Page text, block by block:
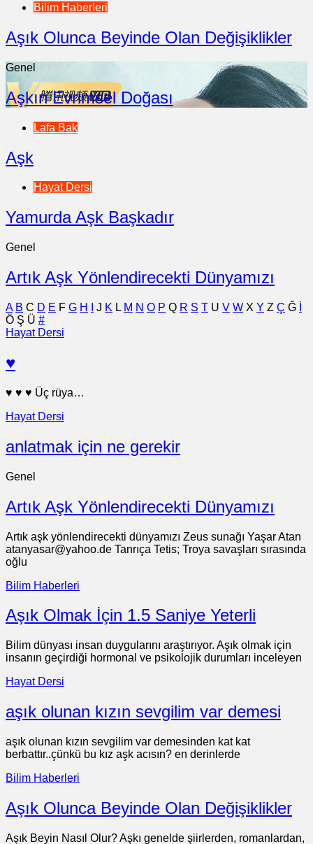
Bilim Haberleri
Aşık Olunca Beyinde Olan Değişiklikler
Genel
Aşkın Evrimsel Doğası
Lafa Bak
Aşk
Hayat Dersi
Yamurda Aşk Başkadır
Genel
Artık Aşk Yönlendirecekti Dünyamızı
A B C D E F G H J K L M N O P Q R S T U V W X Y Z Ç Ğ
Ö Ş Ü #
Hayat Dersi
♥
♥ ♥ ♥ Üç rüya…
Hayat Dersi
anlatmak için ne gerekir
Genel
Artık Aşk Yönlendirecekti Dünyamızı
Artık aşk yönlendirecekti dünyamızı Zeus sunağı Yaşar Atan
atanyasar@yahoo.de Tanrıça Tetis; Troya savaşları sırasında
oğlu
Bilim Haberleri
Aşık Olmak İçin 1.5 Saniye Yeterli
Bilim dünyası insan duygularını araştırıyor. Aşık olmak için
insanın geçirdiği hormonal ve psikolojik durumları inceleyen
Hayat Dersi
aşık olunan kızın sevgilim var demesi
aşık olunan kızın sevgilim var demesinden kat kat
berbattır..çünkü bu kız aşk acısın? en derinlerde
Bilim Haberleri
Aşık Olunca Beyinde Olan Değişiklikler
Aşık Beyin Nasıl Olur? Aşkı genelde şiirlerden, romanlardan,